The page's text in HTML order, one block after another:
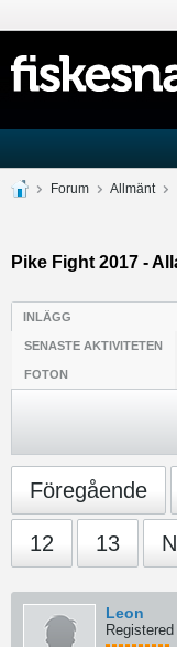
Forum Allmänt
Pike Fight 2017 -
INLÄGG
SENASTE AKTIVITETEN
FOTON
Föregående
12 13
Leon